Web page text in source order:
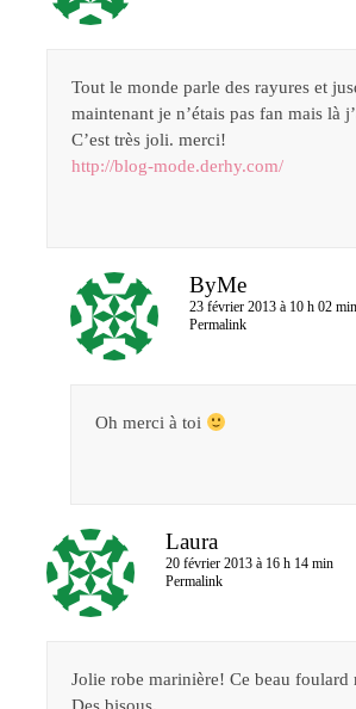
Tout le monde parle des rayures et
maintenant je n’étais pas fan mais là
C’est très joli. merci!
http://blog-mode.derhy.com/
ByMe
23 février 2013 à 10 h 02 min
Permalink
Oh merci à toi
Laura
20 février 2013 à 16 h 14 min
Permalink
Jolie robe marinière! Ce beau foulard